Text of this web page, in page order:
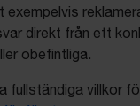
exempelvis
direkt från ett
obefintliga.
fullständiga villkor